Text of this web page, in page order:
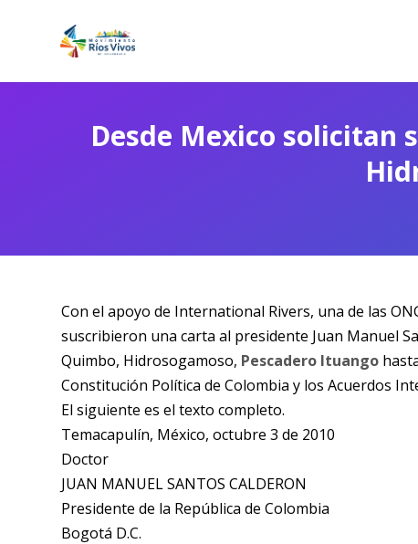
Desde Mexico solicitan
Con el apoyo de International Rivers, una de las
suscribieron una carta al presidente Juan Manuel
Quimbo, Hidrosogamoso, Pescadero Ituango
Constitución Política de Colombia y los Acuerdos
El siguiente es el texto completo.
Temacapulín, México, octubre 3 de 2010
Doctor
JUAN MANUEL SANTOS CALDERON
Presidente de la República de Colombia
Bogotá D.C.